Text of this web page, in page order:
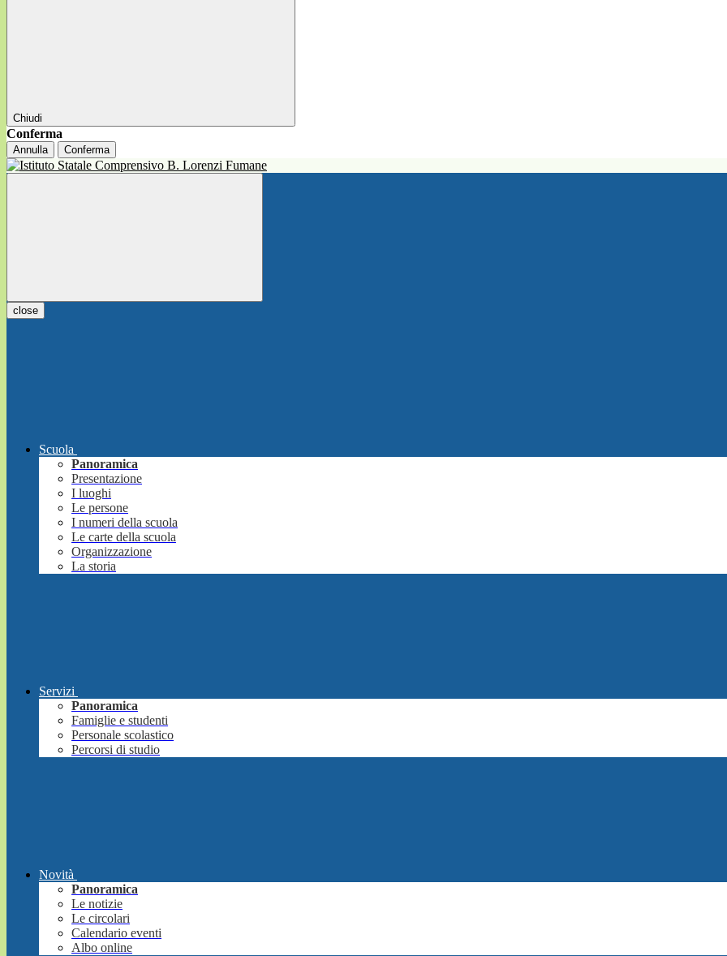
Chiudi
Conferma
Annulla Conferma
close
Scuola
Panoramica
Presentazione
I luoghi
Le persone
I numeri della scuola
Le carte della scuola
Organizzazione
La storia
Servizi
Panoramica
Famiglie e studenti
Personale scolastico
Percorsi di studio
Novità
Panoramica
Le notizie
Le circolari
Calendario eventi
Albo online